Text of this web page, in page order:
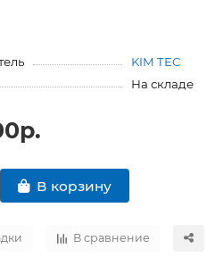
KIM TEC
На складе
В корзину
В сравнение